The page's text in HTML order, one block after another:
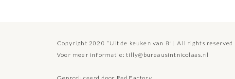
Copyright 2020 “Uit de keuken van 8” | All rights reserved
Voor meer informatie:tilly@bureausintnicolaas.nl